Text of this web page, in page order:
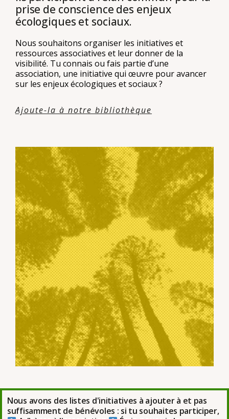
prise de conscience des enjeux
écologiques et sociaux.
Nous souhaitons organiser les initiatives et
ressources associatives et leur donner de la
visibilité. Tu connais ou fais partie d’une
association, une initiative qui œuvre pour avancer
sur les enjeux écologiques et sociaux ?
Ajoute-la à notre bibliothèque
Nous avons des listes d'initiatives à ajouter à et pas
suffisamment de bénévoles : si tu souhaites participer,